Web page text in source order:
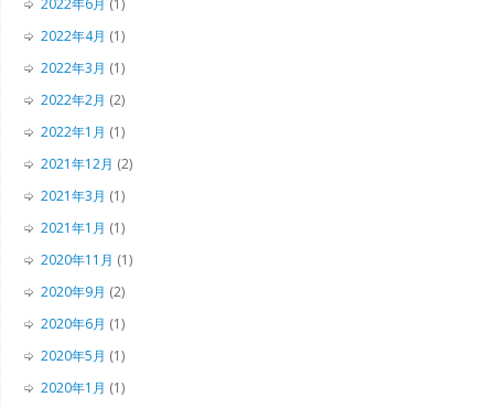
2022年4月 (1)
2022年3月 (1)
2022年2月 (2)
2022年1月 (1)
2021年12月 (2)
2021年3月 (1)
2021年1月 (1)
2020年11月 (1)
2020年9月 (2)
2020年6月 (1)
2020年5月 (1)
2020年1月 (1)